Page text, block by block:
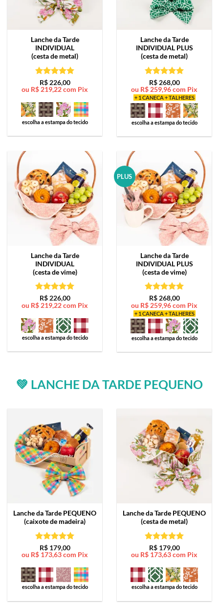
Lanche da Tarde
INDIVIDUAL
(cesta de metal)
Avaliação5
de 5
R$226,00
ou R$ 219,22com Pix
escolha a estampa do tecido
Lanche da Tarde
INDIVIDUAL PLUS
(cesta de metal)
Avaliação5
de 5
R$268,00
ou R$ 259,96com Pix
+ 1 CANECA + TALHERES
escolha a estampa do tecido
Lanche da Tarde
INDIVIDUAL
(cesta de vime)
Avaliação5
de 5
R$226,00
ou R$ 219,22com Pix
escolha a estampa do tecido
PLUS
Lanche da Tarde
INDIVIDUAL PLUS
(cesta de vime)
Avaliação5
de 5
R$268,00
ou R$ 259,96com Pix
+ 1 CANECA + TALHERES
escolha a estampa do tecido
💚 LANCHE DA TARDE PEQUENO
Lanche da Tarde PEQUENO
(caixote de madeira)
Avaliação5
de 5
R$179,00
ou R$ 173,63com Pix
escolha a estampa do tecido
Lanche da Tarde PEQUENO
(cesta de metal)
Avaliação5
de 5
R$179,00
ou R$ 173,63com Pix
escolha a estampa do tecido